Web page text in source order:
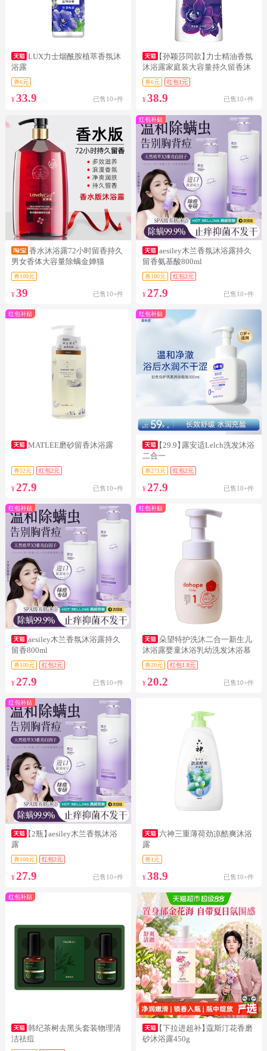
LUX力士烟酰胺植萃香氛沐
浴露
券6元
¥ 33.9 已售10+件
【孙颖莎同款】力士精油香氛
沐浴露家庭装大容量持久留香沐
浴乳女
券6元 红包1元
¥38.9 已售10+件
香水沐浴露72小时留香持久
男女香体大容量除螨金婵猫
券100元
¥ 39 已售10+件
红包补贴
aesiley木兰香氛沐浴露持久
留香氨基酸800ml
券100元 红包2元
¥27.9 已售10+件
红包补贴
MATLEE磨砂留香沐浴露
券52元 红包2元
¥ 27.9 已售10+件
红包补贴
【29.9】露安适Lelch洗发沐浴
二合一
券271元 红包2元
¥27.9 已售10+件
红包补贴
aesiley木兰香氛沐浴露持久
留香800ml
券100元 红包2元
¥ 27.9 已售10+件
红包补贴
朵望特护洗沐二合一新生儿
沐浴露婴童沐浴乳幼洗发沐浴慕
斯230
券20元 红包1.8元
¥20.2 已售10+件
红包补贴
【2瓶】aesiley木兰香氛沐浴
露
券100元 红包2元
¥ 27.9 已售10+件
六神三重薄荷劲凉酷爽沐浴
露
券1元
¥38.9 已售10+件
红包补贴
韩纪茶树去黑头套装物理清
洁祛痘
【下拉进超补】蔻斯汀花香磨
砂沐浴露450g